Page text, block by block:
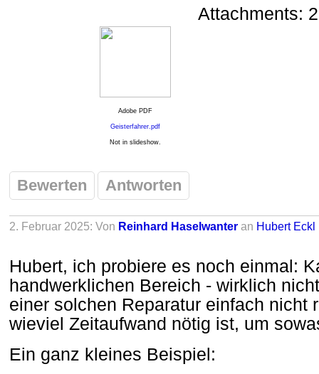
Attachments: 2
Adobe PDF
Geisterfahrer.pdf
Not in slideshow.
Bewerten Antworten
2. Februar 2025: Von Reinhard Haselwanter an Hubert Eckl
Hubert, ich probiere es noch einmal:
handwerklichen Bereich - wirklich
einer solchen Reparatur einfach nicht
wieviel Zeitaufwand nötig ist, um
Ein ganz kleines Beispiel: